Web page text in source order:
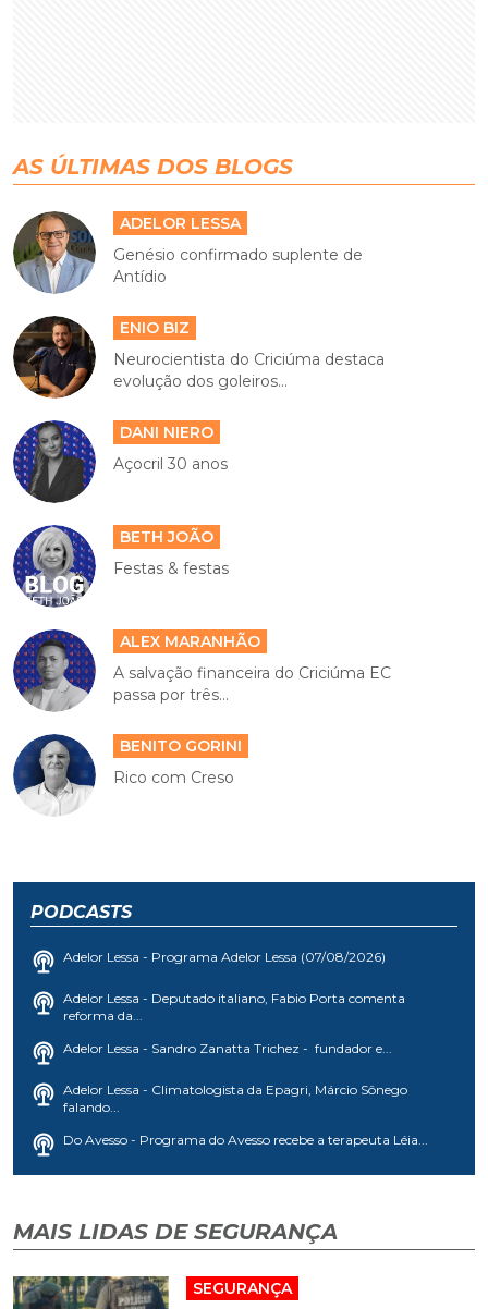
AS ÚLTIMAS DOS BLOGS
ADELOR LESSA
Genésio confirmado suplente de
Antídio
ENIO BIZ
Neurocientista do Criciúma destaca
evolução dos goleiros...
DANI NIERO
Açocril 30 anos
BETH JOÃO
Festas & festas
ALEX MARANHÃO
A salvação financeira do Criciúma EC
passa por três...
BENITO GORINI
Rico com Creso
PODCASTS
Adelor Lessa - Programa Adelor Lessa (07/08/2026)
Adelor Lessa - Deputado italiano, Fabio Porta comenta
reforma da...
Adelor Lessa - Sandro Zanatta Trichez - fundador e...
Adelor Lessa - Climatologista da Epagri, Márcio Sônego
falando...
Do Avesso - Programa do Avesso recebe a terapeuta Léia...
MAIS LIDAS DE SEGURANÇA
SEGURANÇA